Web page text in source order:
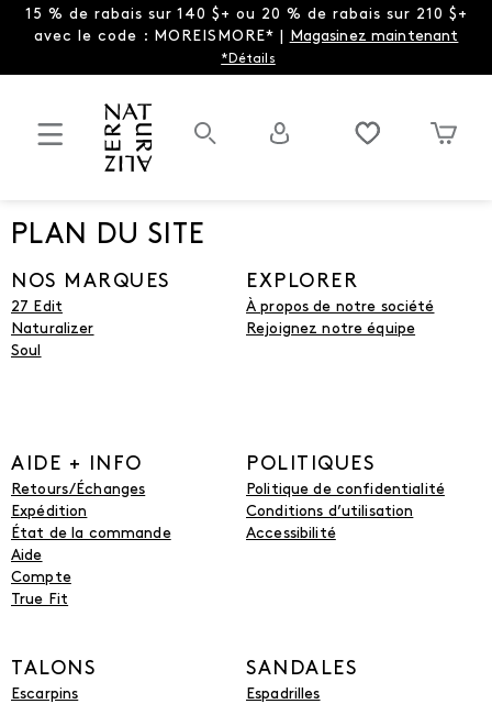
15 % de rabais sur 140 $+ ou 20 % de rabais sur 210 $+
avec le code : MOREISMORE* | Magasinez maintenant
*Détails
PLAN DU SITE
NOS MARQUES
27 Edit
Naturalizer
Soul
EXPLORER
À propos de notre société
Rejoignez notre équipe
AIDE + INFO
Retours/Échanges
Expédition
État de la commande
Aide
Compte
True Fit
POLITIQUES
Politique de confidentialité
Conditions d’utilisation
Accessibilité
TALONS
Escarpins
SANDALES
Espadrilles